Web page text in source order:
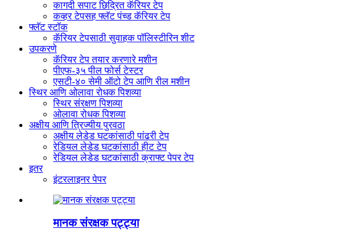
कागदी सपाट छिद्रित कॅरियर टेप
कव्हर टेपसह फ्लॅट पंच्ड कॅरियर टेप
फ्लॅट स्टॉक
कॅरियर टेपसाठी सुवाहक पॉलिस्टीरिन शीट
उपकरणे
कॅरियर टेप तयार करणारे मशीन
पीएफ-३५ पील फोर्स टेस्टर
एसटी-४० सेमी ऑटो टेप आणि रील मशीन
स्थिर आणि ओलावा रोधक पिशव्या
स्थिर संरक्षण पिशव्या
ओलावा रोधक पिशव्या
अक्षीय आणि त्रिज्यीय पुरवठा
अक्षीय लेडेड घटकांसाठी पांढरी टेप
रेडियल लेडेड घटकांसाठी हीट टेप
रेडियल लेडेड घटकांसाठी क्राफ्ट पेपर टेप
इतर
इंटरलाइनर पेपर
मानक संरक्षक पट्ट्या